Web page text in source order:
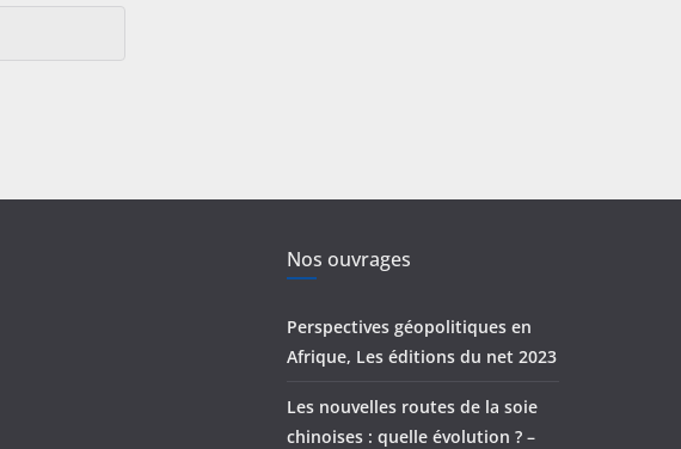
Nos ouvrages
Perspectives géopolitiques en
Afrique, Les éditions du net 2023
Les nouvelles routes de la soie
chinoises : quelle évolution ? –